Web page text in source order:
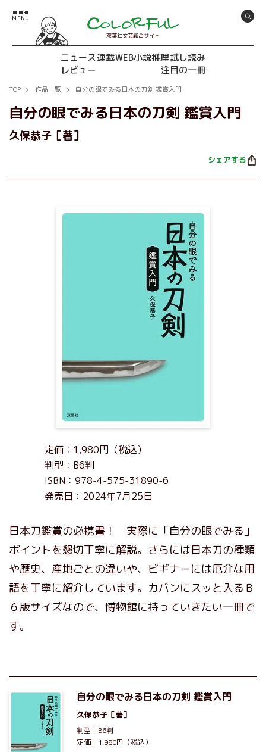
双葉社文芸総合サイト
ニュース連載WEB小説推理試し読み
レビュー
注目の一冊
TOP 作品一覧 自分の眼でみる日本の刀剣 鑑賞入門
自分の眼でみる日本の刀剣 鑑賞入門
久保恭子［著］
シェアする
定価：1,980円（税込）
判型：B6判
ISBN：978-4-575-31890-6
発売日：2024年7月25日
日本刀鑑賞の必携書！ 実際に「自分の眼でみる」
ポイントを懇切丁寧に解説。さらには日本刀の種類
や歴史、産地ごとの違いや、ビギナーには厄介な用
語を丁寧に紹介しています。カバンにスッと入るＢ
６版サイズなので、博物館に持っていきたい一冊で
す。
自分の眼でみる日本の刀剣 鑑賞入門
久保恭子 ［著］
判型：B6判
定価：1,980円（税込）